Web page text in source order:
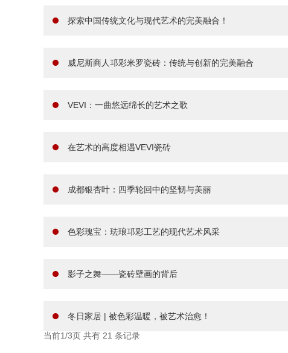
探索中国传统文化与现代艺术的完美融合！
威尼斯商人邛彩米罗瓷砖：传统与创新的完美融合
VEVI：一曲悠远绵长的艺术之歌
在艺术的高度相遇VEVI瓷砖
成都银杏叶：四季轮回中的坚韧与美丽
色彩瑰宝：珐琅邛彩工艺的现代艺术风采
影子之舞——瓷砖壁画的背后
冬日家居 | 被色彩温暖，被艺术治愈！
当前1/3页 共有 21 条记录